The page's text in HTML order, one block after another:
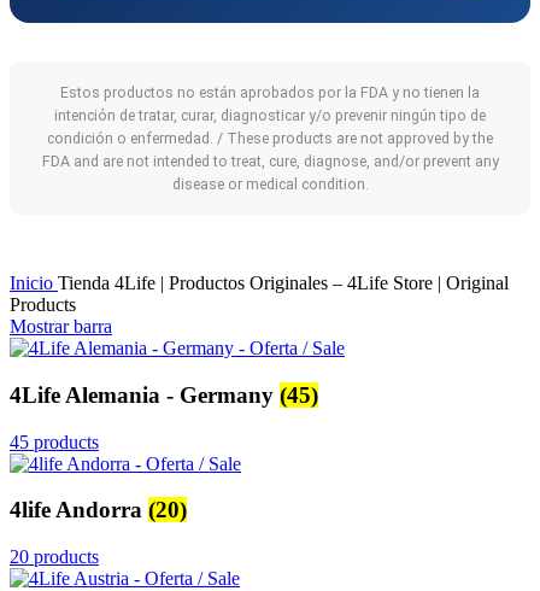
Estos productos no están aprobados por la FDA y no tienen la
intención de tratar, curar, diagnosticar y/o prevenir ningún tipo de
condición o enfermedad. / These products are not approved by the
FDA and are not intended to treat, cure, diagnose, and/or prevent any
disease or medical condition.
Inicio Tienda 4Life | Productos Originales – 4Life Store | Original
Products
Mostrar barra
4Life Alemania - Germany (45)
45 products
4life Andorra (20)
20 products